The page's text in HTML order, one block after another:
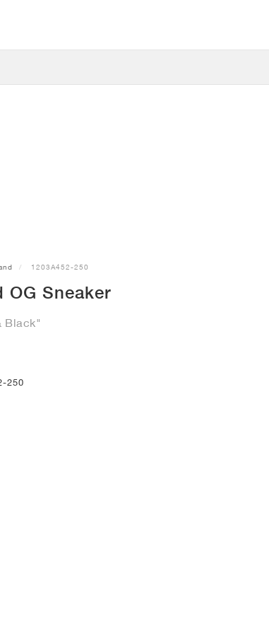
1203A452-250
OG Sneaker
Black"
250